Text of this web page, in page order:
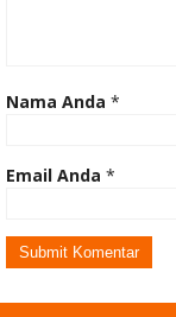
Nama Anda *
Email Anda *